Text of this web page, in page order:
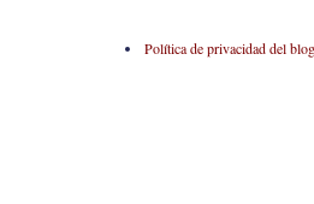
Política de privacidad del